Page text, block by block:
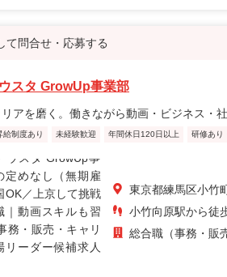
て問合せ・応募する
スタ GrowUp事業部
リアを磨く。働きながら動画・ビジネス・
給制度あり 未経験歓迎 年間休日120日以上 研修あり
東京都練馬区小竹
小竹向原駅から徒
総合職（事務・販